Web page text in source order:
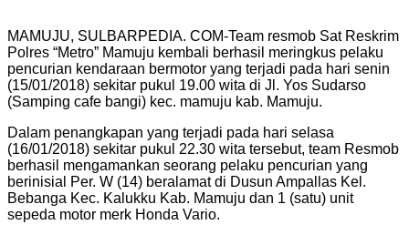
MAMUJU, SULBARPEDIA. COM-Team resmob Sat Reskrim
Polres “Metro” Mamuju kembali berhasil meringkus pelaku
pencurian kendaraan bermotor yang terjadi pada hari senin
(15/01/2018) sekitar pukul 19.00 wita di Jl. Yos Sudarso
(Samping cafe bangi) kec. mamuju kab. Mamuju.
Dalam penangkapan yang terjadi pada hari selasa
(16/01/2018) sekitar pukul 22.30 wita tersebut, team Resmob
berhasil mengamankan seorang pelaku pencurian yang
berinisial Per. W (14) beralamat di Dusun Ampallas Kel.
Bebanga Kec. Kalukku Kab. Mamuju dan 1 (satu) unit
sepeda motor merk Honda Vario.